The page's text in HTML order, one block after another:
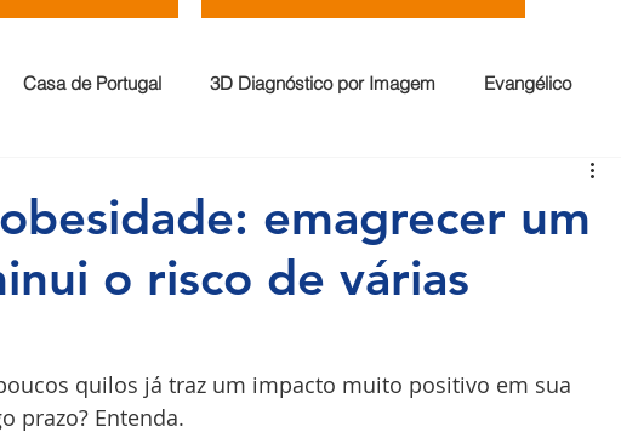
Casa de Portugal 3D Diagnóstico por Imagem Evangélico
emagrecer um
o risco de várias
quilos já traz um impacto muito positivo em sua
prazo? Entenda.